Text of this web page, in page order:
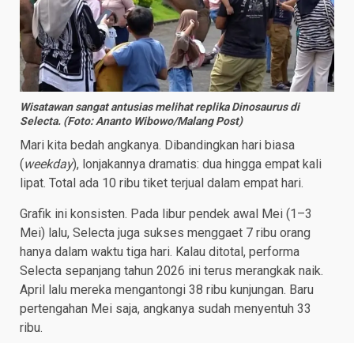
Wisatawan sangat antusias melihat replika Dinosaurus di
Selecta. (Foto: Ananto Wibowo/Malang Post)
Mari kita bedah angkanya. Dibandingkan hari biasa
(weekday), lonjakannya dramatis: dua hingga empat kali
lipat. Total ada 10 ribu tiket terjual dalam empat hari.
Grafik ini konsisten. Pada libur pendek awal Mei (1–3
Mei) lalu, Selecta juga sukses menggaet 7 ribu orang
hanya dalam waktu tiga hari. Kalau ditotal, performa
Selecta sepanjang tahun 2026 ini terus merangkak naik.
April lalu mereka mengantongi 38 ribu kunjungan. Baru
pertengahan Mei saja, angkanya sudah menyentuh 33
ribu.